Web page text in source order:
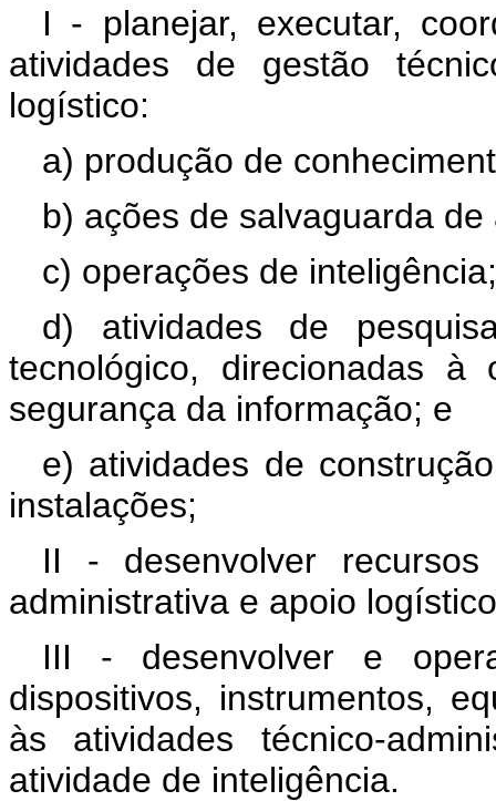
I - planejar, executar,
atividades de gestão
logístico:
a) produção de
b) ações de salvaguarda
c) operações de inteligência;
d) atividades de
tecnológico, direcionadas
segurança da informação; e
e) atividades de
instalações;
II - desenvolver
administrativa e apoio
III - desenvolver e
dispositivos, instrumentos,
às atividades técnico-
atividade de inteligência.